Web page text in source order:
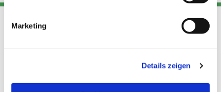
Marketing
Details zeigen
Adresse
Kirchengemeinde Pfarrei
Kont
Telefon
Links
Datensch
utz